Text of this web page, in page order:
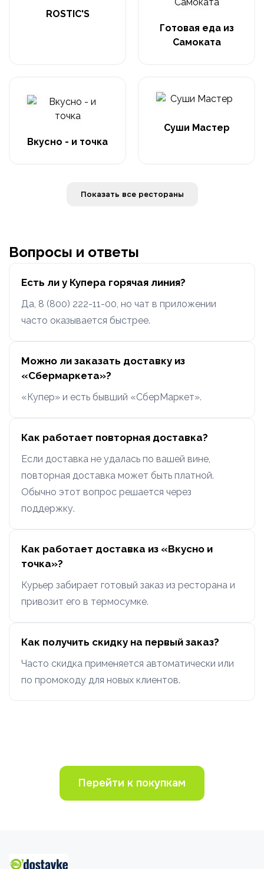
ROSTIC'S
Готовая еда из
Самоката
Вкусно - и точка
Суши Мастер
Показать все рестораны
Вопросы и ответы
Есть ли у Купера горячая линия?
Да, 8 (800) 222-11-00, но чат в приложении
часто оказывается быстрее.
Можно ли заказать доставку из
«Сбермаркета»?
«Купер» и есть бывший «СберМаркет».
Как работает повторная доставка?
Если доставка не удалась по вашей вине,
повторная доставка может быть платной.
Обычно этот вопрос решается через
поддержку.
Как работает доставка из «Вкусно и
точка»?
Курьер забирает готовый заказ из ресторана и
привозит его в термосумке.
Как получить скидку на первый заказ?
Часто скидка применяется автоматически или
по промокоду для новых клиентов.
Перейти к покупкам